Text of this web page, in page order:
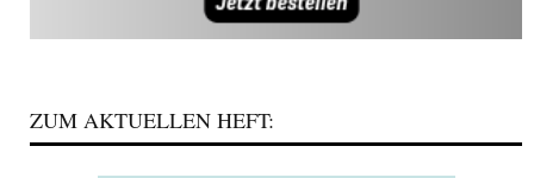
ZUM AKTUELLEN HEFT: